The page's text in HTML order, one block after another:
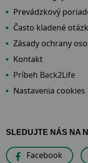
Prevádzkový
Často kladené
Zásady ochrany
Kontakt
Príbeh Back2Life
Nastavenia cookies
SLEDUJTE NÁS NA
Facebook